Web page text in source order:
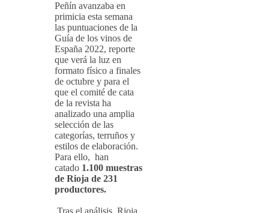
Peñín avanzaba en
primicia esta semana
las puntuaciones de la
Guía de los vinos de
España 2022, reporte
que verá la luz en
formato físico a finales
de octubre y para el
que el comité de cata
de la revista ha
analizado una amplia
selección de las
categorías, terruños y
estilos de elaboración.
Para ello, han
catado 1.100 muestras
de Rioja de 231
productores.